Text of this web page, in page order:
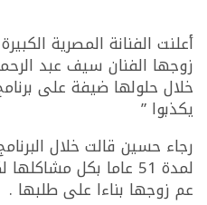
أعلنت الفنانة المصرية
زوجها الفنان سيف عبد
خلال حلولها ضيفة على
يكذبوا ”
رجاء حسين قالت خلال
لمدة 51 عاما بكل
عم زوجها بناءا على طلبها .